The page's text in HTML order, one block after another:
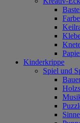
Kinderkrippe
Spiel und